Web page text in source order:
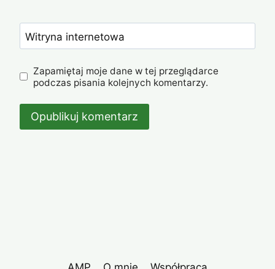
Witryna internetowa
Zapamiętaj moje dane w tej przeglądarce
podczas pisania kolejnych komentarzy.